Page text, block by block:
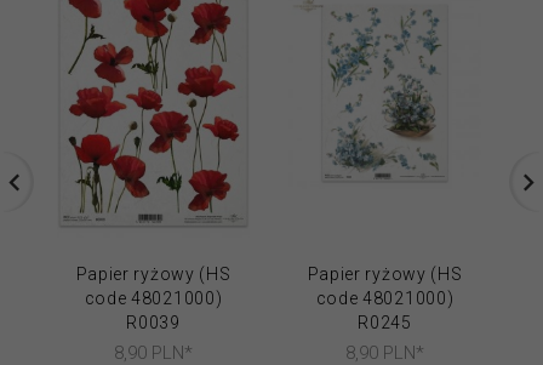
Papier ryżowy (HS
code 48021000)
R0039
8,90 PLN*
Papier ryżowy (HS
code 48021000)
R0245
8,90 PLN*